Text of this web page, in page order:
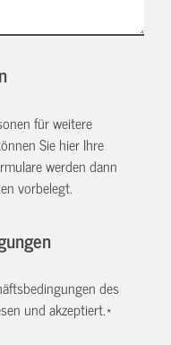
für weitere
Sie hier Ihre
werden dann
vorbelegt.
des
und akzeptiert.*